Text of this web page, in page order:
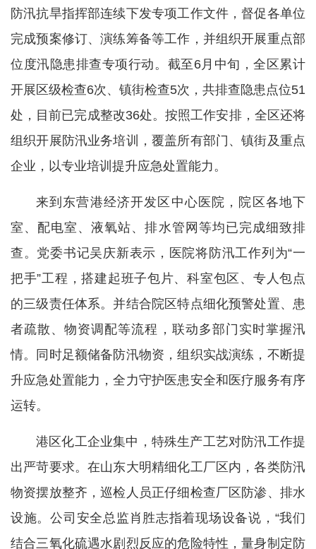
防汛抗旱指挥部连续下发专项工作文件，督促各单位
完成预案修订、演练筹备等工作，并组织开展重点部
位度汛隐患排查专项行动。截至6月中旬，全区累计
开展区级检查6次、镇街检查5次，共排查隐患点位51
处，目前已完成整改36处。按照工作安排，全区还将
组织开展防汛业务培训，覆盖所有部门、镇街及重点
企业，以专业培训提升应急处置能力。
来到东营港经济开发区中心医院，院区各地下
室、配电室、液氧站、排水管网等均已完成细致排
查。党委书记吴庆新表示，医院将防汛工作列为“一
把手”工程，搭建起班子包片、科室包区、专人包点
的三级责任体系。并结合院区特点细化预警处置、患
者疏散、物资调配等流程，联动多部门实时掌握汛
情。同时足额储备防汛物资，组织实战演练，不断提
升应急处置能力，全力守护医患安全和医疗服务有序
运转。
港区化工企业集中，特殊生产工艺对防汛工作提
出严苛要求。在山东大明精细化工厂区内，各类防汛
物资摆放整齐，巡检人员正仔细检查厂区防渗、排水
设施。公司安全总监肖胜志指着现场设备说，“我们
结合三氧化硫遇水剧烈反应的危险特性，量身制定防